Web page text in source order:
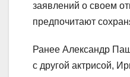
заявлений о своем
предпочитают
Ранее Александр
с другой актрисой,